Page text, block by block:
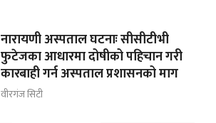
नारायणी अस्पताल घटनाः सीसीटीभी
फुटेजका आधारमा दोषीको पहिचान गरी
कारबाही गर्न अस्पताल प्रशासनको माग
वीरगंज सिटी